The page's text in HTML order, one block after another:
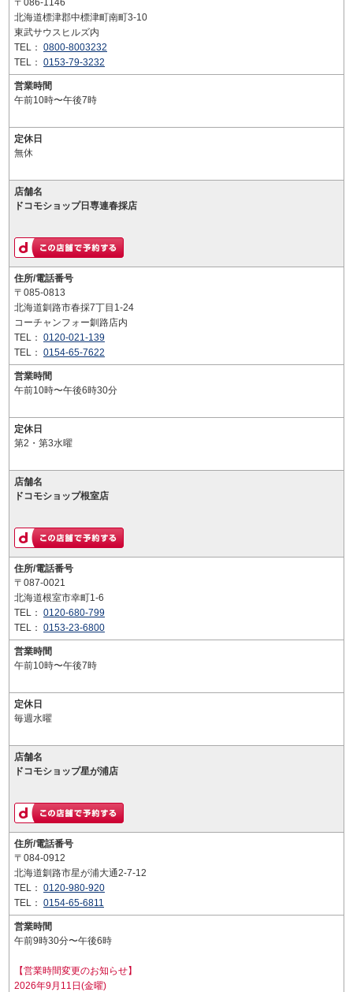
〒086-1146
北海道標津郡中標津町南町3-10
東武サウスヒルズ内
TEL： 0800-8003232
TEL： 0153-79-3232
営業時間
午前10時〜午後7時
定休日
無休
店舗名
ドコモショップ日専連春採店
住所/電話番号
〒085-0813
北海道釧路市春採7丁目1-24
コーチャンフォー釧路店内
TEL： 0120-021-139
TEL： 0154-65-7622
営業時間
午前10時〜午後6時30分
定休日
第2・第3水曜
店舗名
ドコモショップ根室店
住所/電話番号
〒087-0021
北海道根室市幸町1-6
TEL： 0120-680-799
TEL： 0153-23-6800
営業時間
午前10時〜午後7時
定休日
毎週水曜
店舗名
ドコモショップ星が浦店
住所/電話番号
〒084-0912
北海道釧路市星が浦大通2-7-12
TEL： 0120-980-920
TEL： 0154-65-6811
営業時間
午前9時30分〜午後6時
【営業時間変更のお知らせ】
2026年9月11日(金曜)